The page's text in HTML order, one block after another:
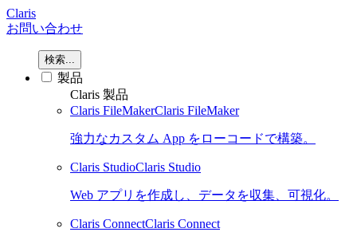
Claris
お問い合わせ
検索...
製品
Claris 製品
Claris FileMakerClaris FileMaker
強力なカスタム App をローコードで構築。
Claris StudioClaris Studio
Web アプリを作成し、データを収集、可視化。
Claris ConnectClaris Connect